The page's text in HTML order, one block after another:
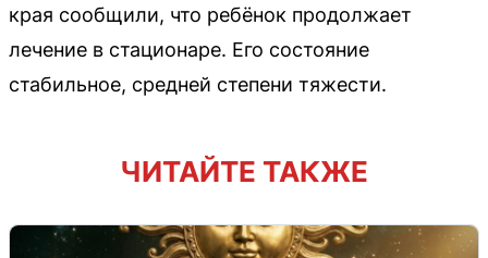
края сообщили, что ребёнок продолжает
лечение в стационаре. Его состояние
стабильное, средней степени тяжести.
ЧИТАЙТЕ ТАКЖЕ